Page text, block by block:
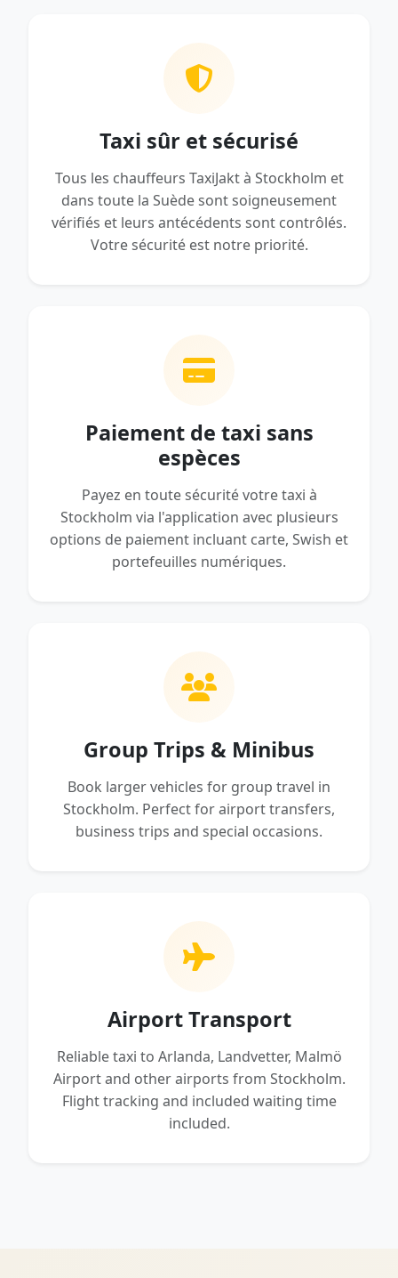
Taxi sûr et sécurisé
Tous les chauffeurs TaxiJakt à Stockholm et
dans toute la Suède sont soigneusement
vérifiés et leurs antécédents sont contrôlés.
Votre sécurité est notre priorité.
Paiement de taxi sans
espèces
Payez en toute sécurité votre taxi à
Stockholm via l'application avec plusieurs
options de paiement incluant carte, Swish et
portefeuilles numériques.
Group Trips & Minibus
Book larger vehicles for group travel in
Stockholm. Perfect for airport transfers,
business trips and special occasions.
Airport Transport
Reliable taxi to Arlanda, Landvetter, Malmö
Airport and other airports from Stockholm.
Flight tracking and included waiting time
included.